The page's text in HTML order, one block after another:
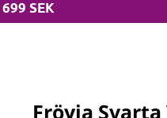
699 SEK
Fröyja